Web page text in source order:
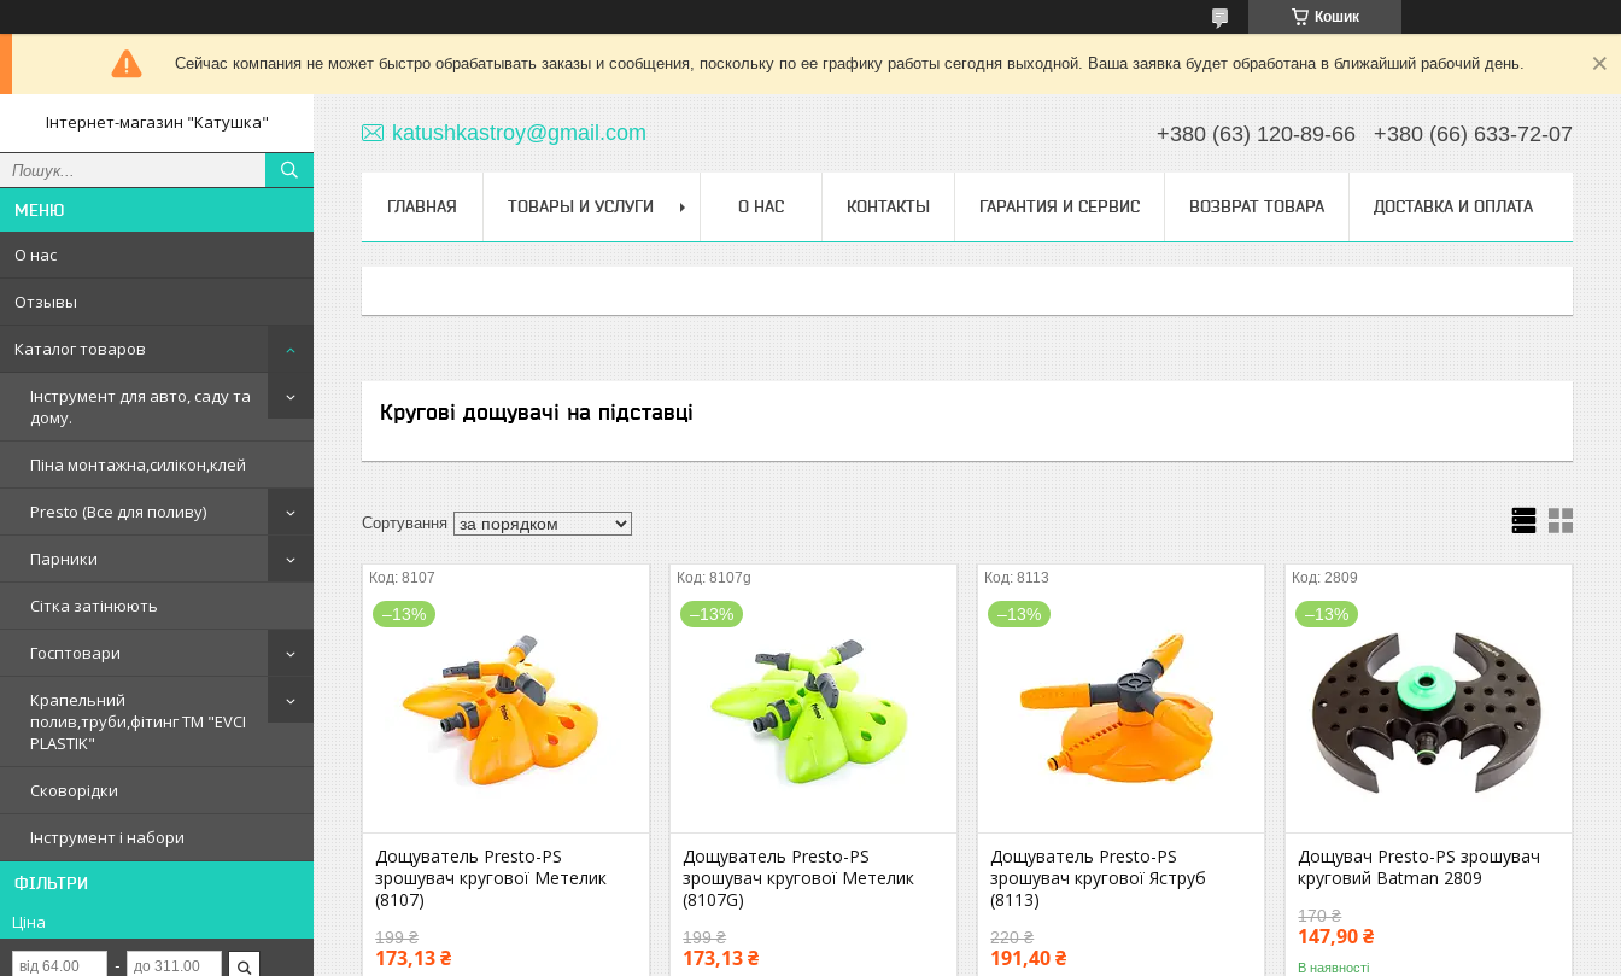
Кошик
Сейчас компания не может быстро обрабатывать заказы и сообщения, поскольку по ее графику работы сегодня выходной. Ваша заявка будет обработана в ближайший рабочий день.
Інтернет-магазин "Катушка"
О нас
Отзывы
Каталог товаров
Інструмент для авто, саду та
дому.
Піна монтажна,силікон,клей
Presto (Все для поливу)
Парники
Сітка затінюють
Госптовари
Крапельний
полив,труби,фітинг ТМ "EVCI
PLASTIK"
Сковорідки
Інструмент і набори
ФІЛЬТРИ
Ціна
katushkastroy@gmail.com +380 (63) 120-89-66 +380 (66) 633-72-07
ГЛАВНАЯ ТОВАРЫ И УСЛУГИ О НАС КОНТАКТЫ ГАРАНТИЯ И СЕРВИС ВОЗВРАТ ТОВАРА ДОСТАВКА И ОПЛАТА
Кругові дощувачі на підставці
8107
–13%
Дощуватель Presto-PS
зрошувач кругової Метелик
(8107)
199 ₴
173,13 ₴
8107g
–13%
Дощуватель Presto-PS
зрошувач кругової Метелик
(8107G)
199 ₴
173,13 ₴
8113
–13%
Дощуватель Presto-PS
зрошувач кругової Яструб
(8113)
220 ₴
191,40 ₴
2809
–13%
Дощувач Presto-PS зрошувач
круговий Batman 2809
170 ₴
147,90 ₴
В наявності